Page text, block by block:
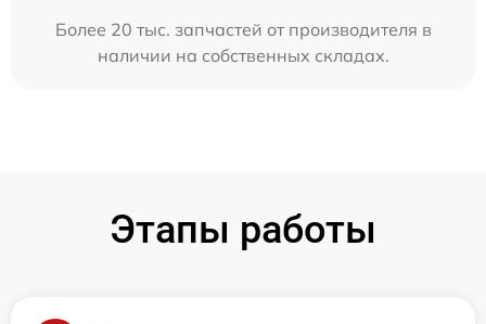
Более 20 тыс. запчастей от производителя в
наличии на собственных складах.
Этапы работы